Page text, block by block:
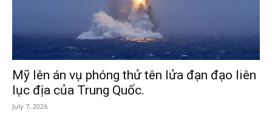
Mỹ lên án vụ phóng thử tên lửa đạn đạo liên
lục địa của Trung Quốc.
July 7, 2026